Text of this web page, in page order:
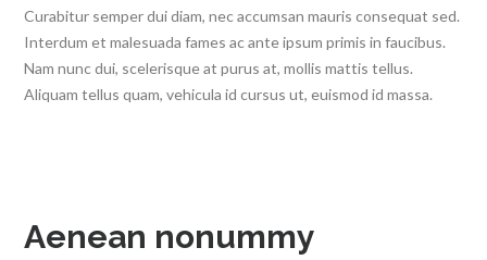
Curabitur semper dui diam, nec accumsan mauris consequat sed.
Interdum et malesuada fames ac ante ipsum primis in faucibus.
Nam nunc dui, scelerisque at purus at, mollis mattis tellus.
Aliquam tellus quam, vehicula id cursus ut, euismod id massa.
Aenean nonummy